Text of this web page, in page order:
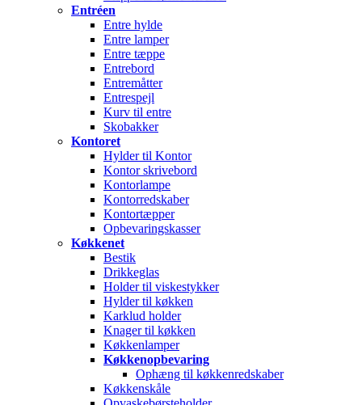
Entréen
Entre hylde
Entre lamper
Entre tæppe
Entrebord
Entremåtter
Entrespejl
Kurv til entre
Skobakker
Kontoret
Hylder til Kontor
Kontor skrivebord
Kontorlampe
Kontorredskaber
Kontortæpper
Opbevaringskasser
Køkkenet
Bestik
Drikkeglas
Holder til viskestykker
Hylder til køkken
Karklud holder
Knager til køkken
Køkkenlamper
Køkkenopbevaring
Ophæng til køkkenredskaber
Køkkenskåle